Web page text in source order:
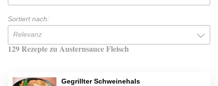
Sortiert nach:
Relevanz
129 Rezepte zu Austernsauce Fleisch
Gegrillter Schweinehals